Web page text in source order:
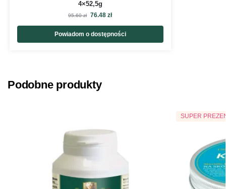
4×52,5g
95.60zł 76.48zł
Powiadom o dostępności
Podobne produkty
SUPER